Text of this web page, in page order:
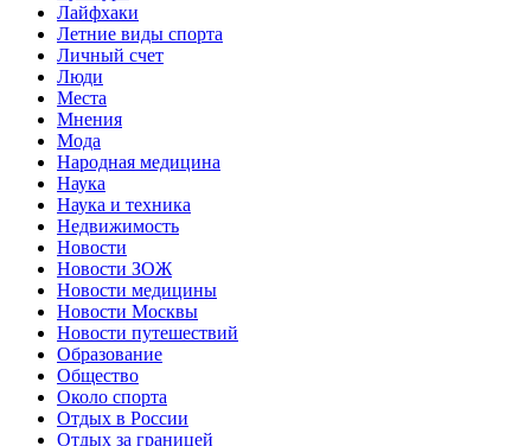
Лайфхаки
Летние виды спорта
Личный счет
Люди
Места
Мнения
Мода
Народная медицина
Наука
Наука и техника
Недвижимость
Новости
Новости ЗОЖ
Новости медицины
Новости Москвы
Новости путешествий
Образование
Общество
Около спорта
Отдых в России
Отдых за границей